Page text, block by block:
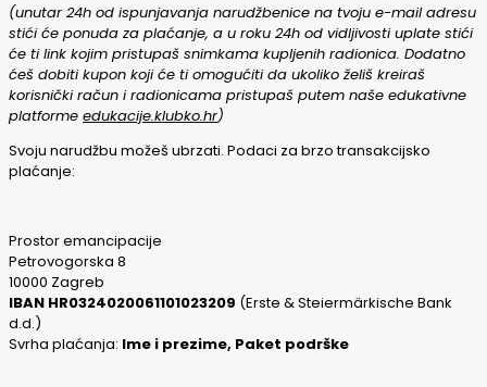
(unutar 24h od ispunjavanja narudžbenice na tvoju e-mail adresu
stići će ponuda za plaćanje, a u roku 24h od vidljivosti uplate stići
će ti link kojim pristupaš snimkama kupljenih radionica. Dodatno
ćeš dobiti kupon koji će ti omogućiti da ukoliko želiš kreiraš
korisnički račun i radionicama pristupaš putem naše edukativne
platforme edukacije.klubko.hr)
Svoju narudžbu možeš ubrzati. Podaci za brzo transakcijsko
plaćanje:
Prostor emancipacije
Petrovogorska 8
10000 Zagreb
IBAN HR0324020061101023209 (Erste & Steiermärkische Bank
d.d.)
Svrha plaćanja: Ime i prezime, Paket podrške